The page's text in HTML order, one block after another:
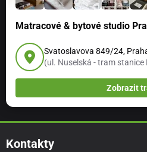
Matracové & bytové studio
Svatoslavova 849/24,
(ul. Nuselská - tram stanice
Zobrazit
Kontakty